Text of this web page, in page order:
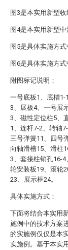
图3是本实用新型收
图4是本实用新型中
图5是具体实施方式
图6是具体实施方式
附图标记说明：
一号底板1、底槽1-
3、展板4、一号展
3、磁性定位柱5、
1、连杆7-2、转轴
三号弹簧11、四号
向轴滑槽15、滑柱
3、套接柱销孔16-
轮安装板19、滚轮
23、展示框24。
具体实施方式：
下面将结合本实用
施例中的技术方案
的实施例仅仅是本
实施例。基于本实